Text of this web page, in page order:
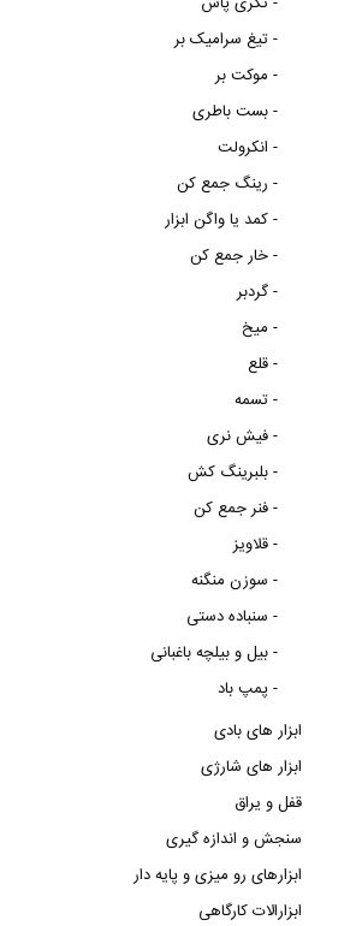
تیغ سرامیک بر -
موکت بر -
بست باطری -
انکرولت -
رینگ جمع کن -
کمد یا واگن ابزار -
خار جمع کن -
گردبر -
میخ -
قلع -
تسمه -
فیش نری -
بلبرینگ کش -
فنر جمع کن -
قلاویز -
سوزن منگنه -
سنباده دستی -
بیل و بیلچه باغبانی -
پمپ باد -
ابزار های بادی
ابزار های شارژی
قفل و یراق
سنجش و اندازه گیری
ابزارهای رو میزی و پایه دار
ابزارالات کارگاهی